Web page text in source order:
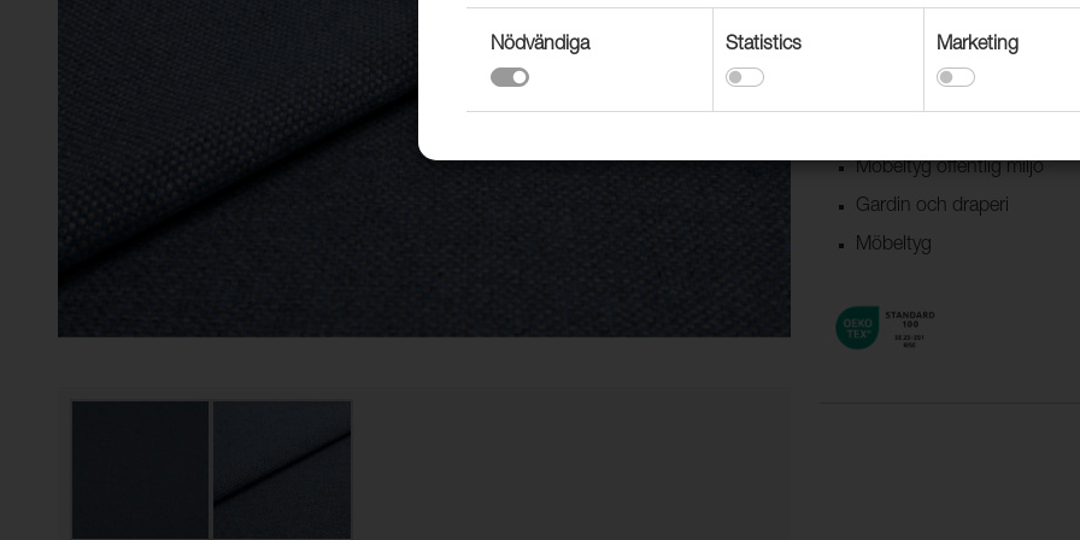
Användningsområden
Dekorationstextil
Möbeltyg offentlig miljö
Gardin och draperi
Möbeltyg
Nödvändiga Statistics Marketing